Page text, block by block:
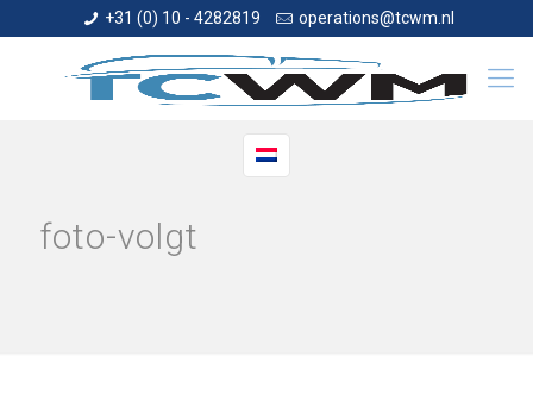
+31 (0) 10 - 4282819 operations@tcwm.nl
foto-volgt